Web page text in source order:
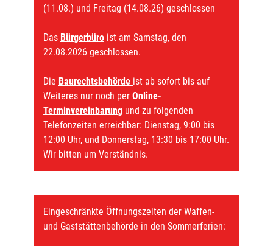
(11.08.) und Freitag (14.08.26) geschlossen
Das Bürgerbüro ist am Samstag, den
22.08.2026 geschlossen.
Die Baurechtsbehörde ist ab sofort bis auf
Weiteres nur noch per Online-
Terminvereinbarung und zu folgenden
Telefonzeiten erreichbar: Dienstag, 9:00 bis
12:00 Uhr, und Donnerstag, 13:30 bis 17:00 Uhr.
Wir bitten um Verständnis.
Eingeschränkte Öffnungszeiten der Waffen-
und Gaststättenbehörde in den Sommerferien: